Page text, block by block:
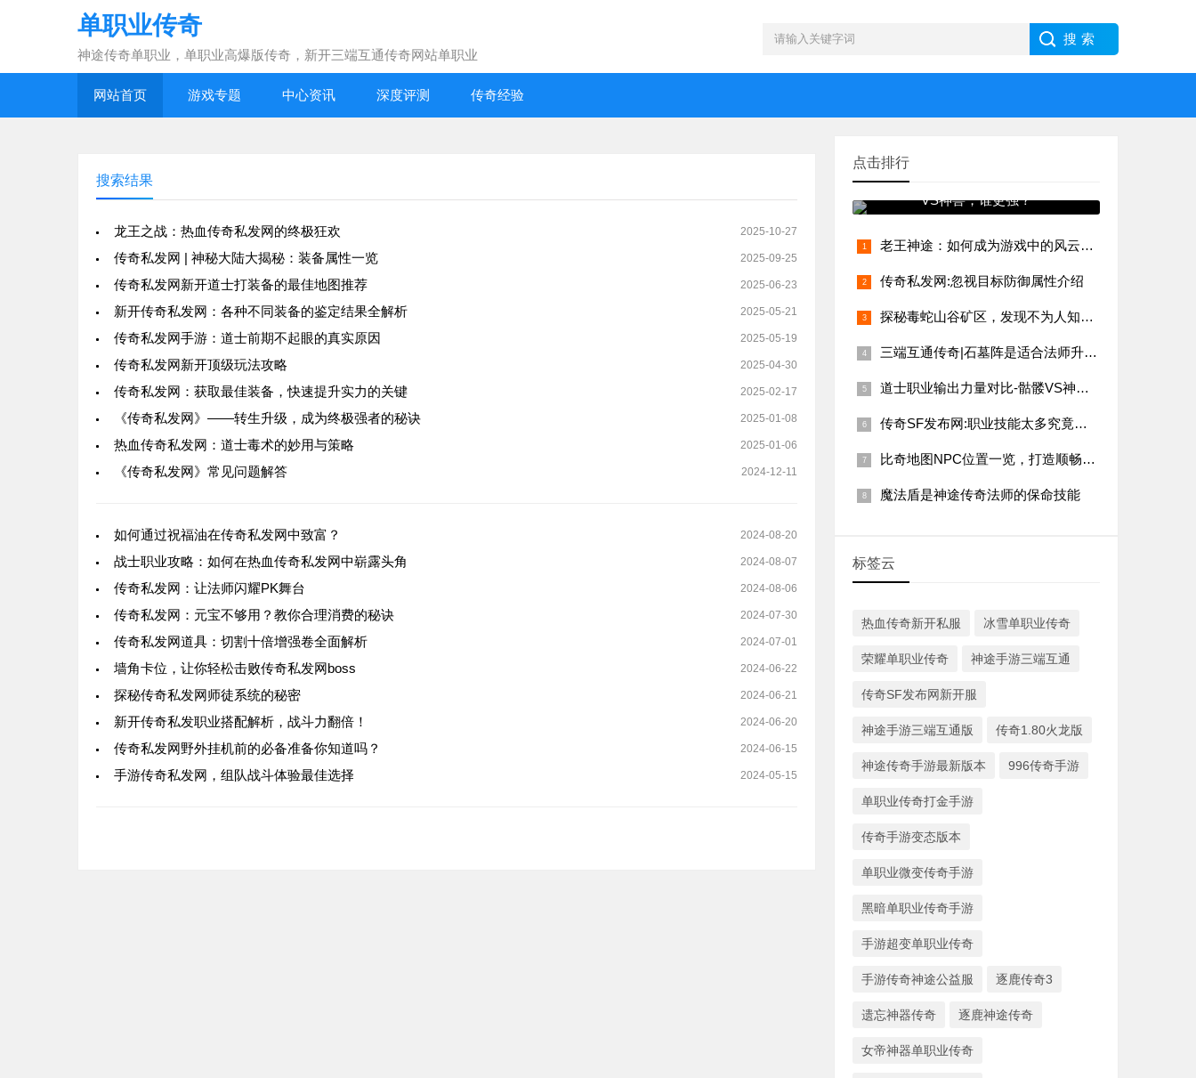
单职业传奇
神途传奇单职业，单职业高爆版传奇，新开三端互通传奇网站单职业
网站首页 游戏专题 中心资讯 深度评测 传奇经验
搜索结果
2025-10-27
龙王之战：热血传奇私发网的终极狂欢
2025-09-25
传奇私发网 | 神秘大陆大揭秘：装备属性一览
2025-06-23
传奇私发网新开道士打装备的最佳地图推荐
2025-05-21
新开传奇私发网：各种不同装备的鉴定结果全解析
2025-05-19
传奇私发网手游：道士前期不起眼的真实原因
2025-04-30
传奇私发网新开顶级玩法攻略
2025-02-17
传奇私发网：获取最佳装备，快速提升实力的关键
2025-01-08
《传奇私发网》——转生升级，成为终极强者的秘诀
2025-01-06
热血传奇私发网：道士毒术的妙用与策略
2024-12-11
《传奇私发网》常见问题解答
2024-08-20
如何通过祝福油在传奇私发网中致富？
2024-08-07
战士职业攻略：如何在热血传奇私发网中崭露头角
2024-08-06
传奇私发网：让法师闪耀PK舞台
2024-07-30
传奇私发网：元宝不够用？教你合理消费的秘诀
2024-07-01
传奇私发网道具：切割十倍增强卷全面解析
2024-06-22
墙角卡位，让你轻松击败传奇私发网boss
2024-06-21
探秘传奇私发网师徒系统的秘密
2024-06-20
新开传奇私发职业搭配解析，战斗力翻倍！
2024-06-15
传奇私发网野外挂机前的必备准备你知道吗？
2024-05-15
手游传奇私发网，组队战斗体验最佳选择
点击排行
道士职业输出力量对比-骷髅
VS神兽，谁更强？
老王神途：如何成为游戏中的风云人物？
传奇私发网:忽视目标防御属性介绍
探秘毒蛇山谷矿区，发现不为人知的乐趣
三端互通传奇|石墓阵是适合法师升级的地图
道士职业输出力量对比-骷髅VS神兽，谁更强？
传奇SF发布网:职业技能太多究竟是好还是坏?
比奇地图NPC位置一览，打造顺畅单职业传奇之旅！
魔法盾是神途传奇法师的保命技能
标签云
热血传奇新开私服 冰雪单职业传奇
荣耀单职业传奇 神途手游三端互通
传奇SF发布网新开服
神途手游三端互通版 传奇1.80火龙版
神途传奇手游最新版本 996传奇手游
单职业传奇打金手游
传奇手游变态版本
单职业微变传奇手游
黑暗单职业传奇手游
手游超变单职业传奇
手游传奇神途公益服 逐鹿传奇3
遗忘神器传奇 逐鹿神途传奇
女帝神器单职业传奇